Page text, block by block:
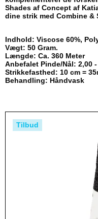
Shades af Concept af
dine strik med Combine &
Indhold: Viscose 60%,
Vægt: 50 Gram.
Længde: Ca. 360 Meter
Anbefalet Pinde/Nål: 2,00 -
Strikkefasthed: 10 cm =
Behandling: Håndvask
Tilbud